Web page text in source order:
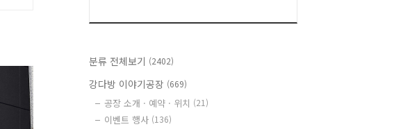
분류 전체보기 (2402)
강다방 이야기공장 (669)
공장 소개 · 예약 · 위치 (21)
이벤트 행사 (136)